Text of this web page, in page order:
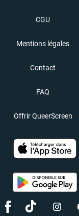
CGU
Mentions légales
Contact
FAQ
Offrir QueerScreen